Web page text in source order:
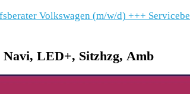
Volkswagen (m/w/d) +++
LED+, Sitzhzg, Amb